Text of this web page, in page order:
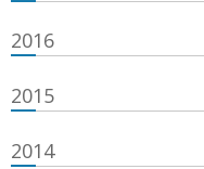
2016
2015
2014